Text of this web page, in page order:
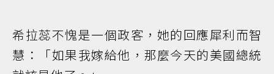
希拉蕊不愧是一個政客，她的回應犀利而智
慧：「如果我嫁給他，那麼今天的美國總統